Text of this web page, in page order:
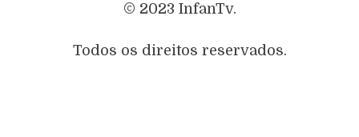
© 2023 InfanTv.
Todos os direitos reservados.